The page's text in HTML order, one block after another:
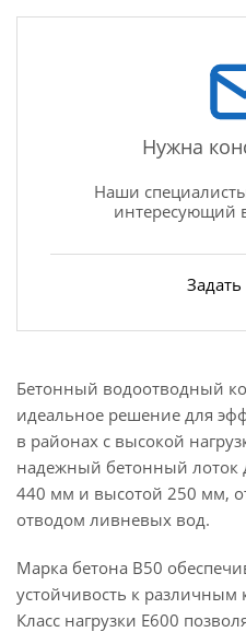
Нужна
Наши
интересующий
Бетонный водоотводный
идеальное решение для
в районах с высокой
надежный бетонный
440 мм и высотой 250 мм,
отводом ливневых вод.
Марка бетона B50
устойчивость к
Класс нагрузки E600